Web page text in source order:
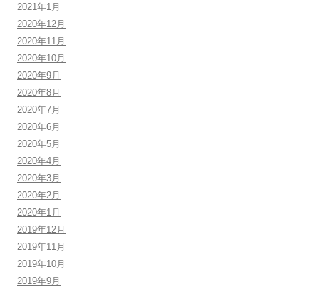
2021年1月
2020年12月
2020年11月
2020年10月
2020年9月
2020年8月
2020年7月
2020年6月
2020年5月
2020年4月
2020年3月
2020年2月
2020年1月
2019年12月
2019年11月
2019年10月
2019年9月